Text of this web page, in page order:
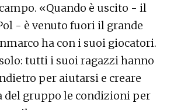
«Quando è uscito - il
- è venuto fuori il grande
ha con i suoi giocatori.
tutti i suoi ragazzi hanno
per aiutarsi e creare
del gruppo le condizioni per